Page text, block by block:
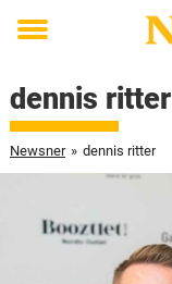
Toggle
dennis ritter
Newsner » dennis ritter